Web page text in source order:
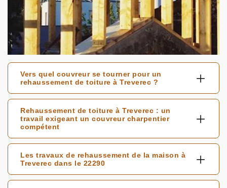
Vers quel couvreur se tourner pour un
rehaussement de toiture à Treverec ?
Rehaussement de toiture à Treverec : un
travail exigeant un couvreur charpentier
compétent
Les travaux de rehaussement de la maison à
Treverec dans le 22290